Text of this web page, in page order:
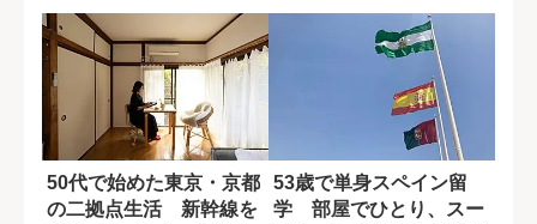
50代で始めた東京・京都
の二拠点生活 新幹線を
53歳で単身スペイン留
学 部屋でひとり、スー